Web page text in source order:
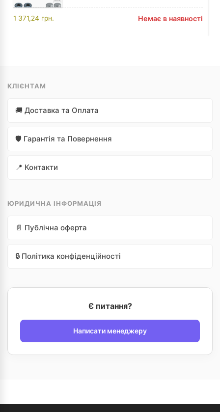
1 371,24 грн. Немає в наявності
КЛІЄНТАМ
🚚 Доставка та Оплата
🛡️ Гарантія та Повернення
📍 Контакти
ЮРИДИЧНА ІНФОРМАЦІЯ
📄 Публічна оферта
🔒 Політика конфіденційності
Є питання?
Написати менеджеру